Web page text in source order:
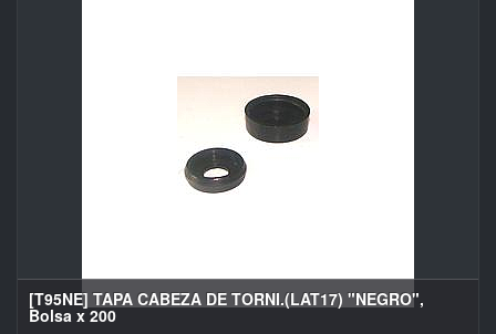
[T95NE] TAPA CABEZA DE TORNI.(LAT17) "NEGRO",
Bolsa x 200